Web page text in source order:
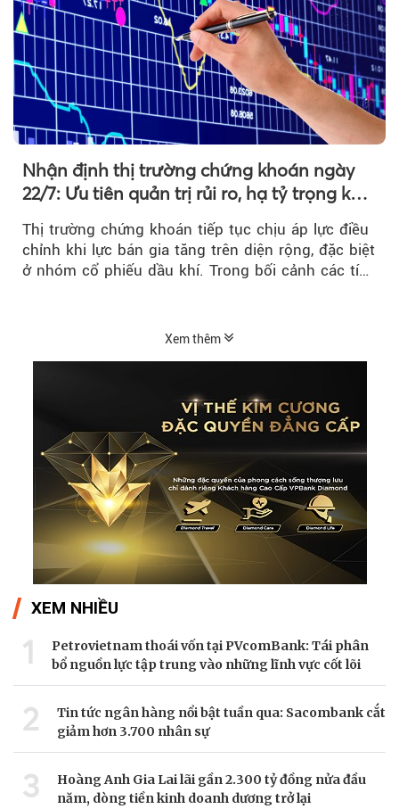
Nhận định thị trường chứng khoán ngày
22/7: Ưu tiên quản trị rủi ro, hạ tỷ trọng khi
Thị trường chứng khoán tiếp tục chịu áp lực điều
chỉnh khi lực bán gia tăng trên diện rộng, đặc biệt
ở nhóm cổ phiếu dầu khí. Trong bối cảnh các tín
Xem thêm
XEM NHIỀU
1
Petrovietnam thoái vốn tại PVcomBank: Tái phân
bổ nguồn lực tập trung vào những lĩnh vực cốt lõi
2
Tin tức ngân hàng nổi bật tuần qua: Sacombank cắt
giảm hơn 3.700 nhân sự
3
Hoàng Anh Gia Lai lãi gần 2.300 tỷ đồng nửa đầu
năm, dòng tiền kinh doanh dương trở lại